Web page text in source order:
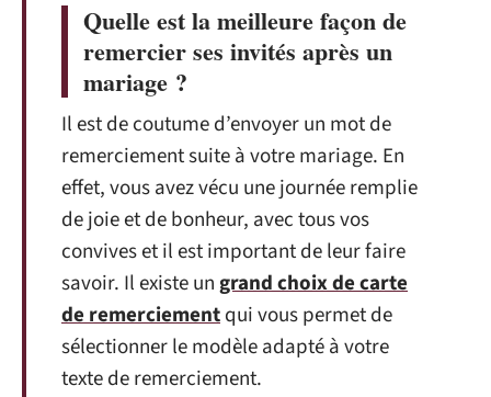
Quelle est la meilleure façon de
remercier ses invités après un
mariage ?
Il est de coutume d’envoyer un mot de
remerciement suite à votre mariage. En
effet, vous avez vécu une journée remplie
de joie et de bonheur, avec tous vos
convives et il est important de leur faire
savoir. Il existe ungrand choix de carte
de remerciementqui vous permet de
sélectionner le modèle adapté à votre
texte de remerciement.